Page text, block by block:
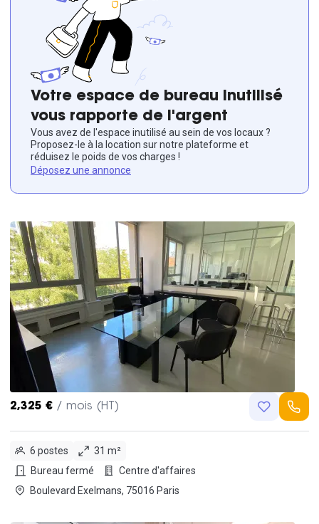
Votre espace de bureau inutilisé
vous rapporte de l'argent
Vous avez de l'espace inutilisé au sein de vos locaux ?
Proposez-le à la location sur notre plateforme et
réduisez le poids de vos charges !
Déposez une annonce
2,325 € / mois (HT)
6 postes
31 m²
Bureau fermé
Centre d'affaires
Boulevard Exelmans, 75016 Paris